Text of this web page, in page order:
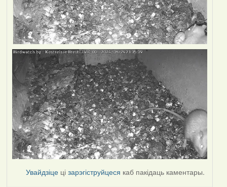
Увайдзіце цізарэгіструйцеся каб пакідаць каментары.